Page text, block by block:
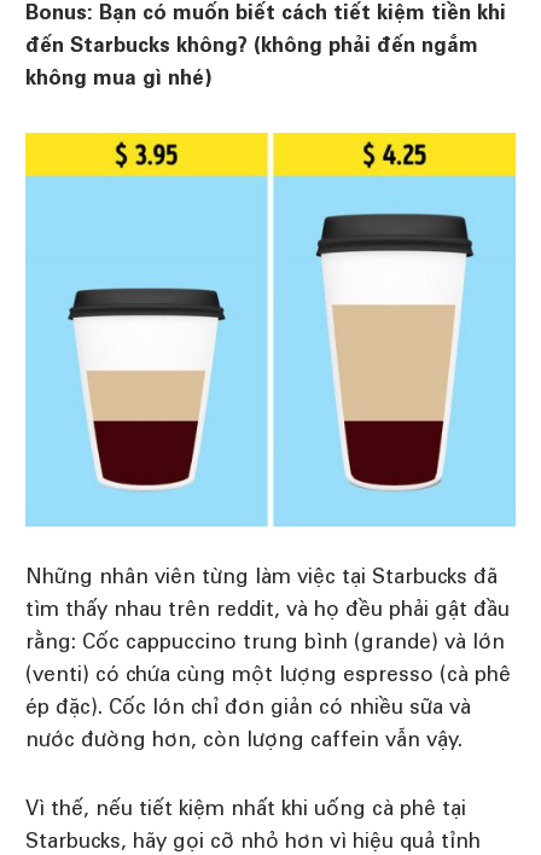
Bonus: Bạn có muốn biết cách tiết kiệm tiền khi
đến Starbucks không? (không phải đến ngắm
không mua gì nhé)
Những nhân viên từng làm việc tại Starbucks đã
tìm thấy nhau trên reddit, và họ đều phải gật đầu
rằng: Cốc cappuccino trung bình (grande) và lớn
(venti) có chứa cùng một lượng espresso (cà phê
ép đặc). Cốc lớn chỉ đơn giản có nhiều sữa và
nước đường hơn, còn lượng caffein vẫn vậy.
Vì thế, nếu tiết kiệm nhất khi uống cà phê tại
Starbucks, hãy gọi cỡ nhỏ hơn vì hiệu quả tỉnh